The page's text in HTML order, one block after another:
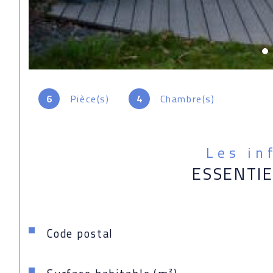
6 Pièce(s) 4 Chambre(s)
Les
Caractéristiques Valeurs
Code postal